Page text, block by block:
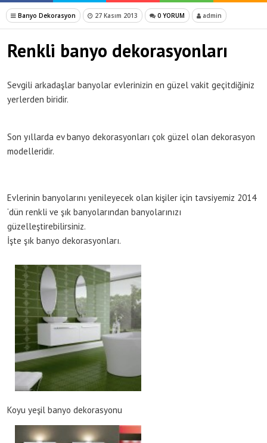
Banyo Dekorasyon 27 Kasım 2013 0 YORUM admin
Renkli banyo dekorasyonları
Sevgili arkadaşlar banyolar evlerinizin en güzel vakit geçitdiğiniz
yerlerden biridir.
Son yıllarda ev banyo dekorasyonları çok güzel olan dekorasyon
modelleridir.
Evlerinin banyolarını yenileyecek olan kişiler için tavsiyemiz 2014
‘dün renkli ve şık banyolarından banyolarınızı
güzelleştirebilirsiniz.
İşte şık banyo dekorasyonları.
Koyu yeşil banyo dekorasyonu